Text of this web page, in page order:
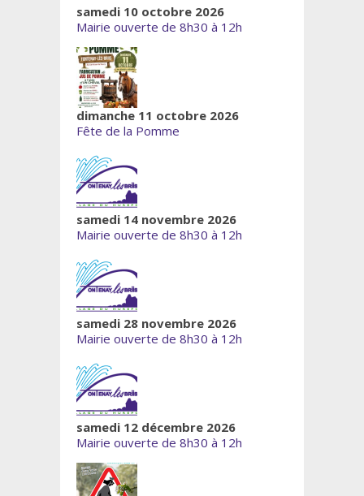
samedi 10 octobre 2026
Mairie ouverte de 8h30 à 12h
dimanche 11 octobre 2026
Fête de la Pomme
samedi 14 novembre 2026
Mairie ouverte de 8h30 à 12h
samedi 28 novembre 2026
Mairie ouverte de 8h30 à 12h
samedi 12 décembre 2026
Mairie ouverte de 8h30 à 12h